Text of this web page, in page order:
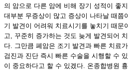
의 암으로 다른 암에 비해 장기 성적이 좋
대부분 무증상이 많고 증상이 나타날 때쯤
기 발견이 어려워 치료시기를 놓치기 때문
고, 꾸준히 증가하는 것도 늦게 발견되어
다. 그만큼 폐암은 조기 발견과 빠른 치료
검진과 진단 즉시 빠른 수술을 시행할 수
이 중요하다고 할 수 있겠다. 온종합병원